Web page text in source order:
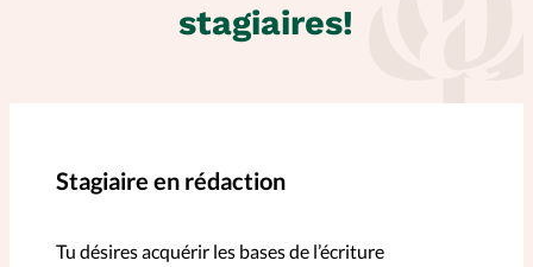
Nos abonnements
Affiliation
stagiaires!
Stagiaire en rédaction
Tu désires acquérir les bases de l’écriture